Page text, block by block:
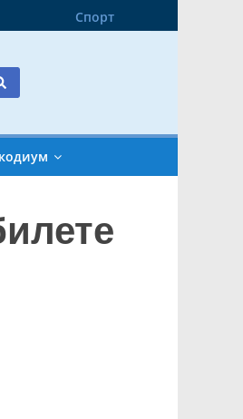
Спорт